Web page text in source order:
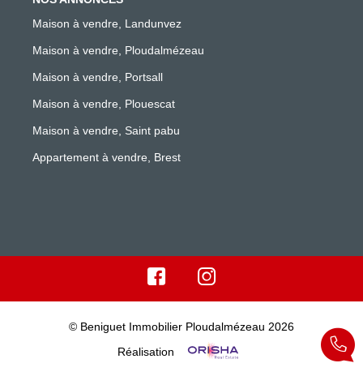
Maison à vendre, Landunvez
Maison à vendre, Ploudalmézeau
Maison à vendre, Portsall
Maison à vendre, Plouescat
Maison à vendre, Saint pabu
Appartement à vendre, Brest
© Beniguet Immobilier Ploudalmézeau 2026
Réalisation